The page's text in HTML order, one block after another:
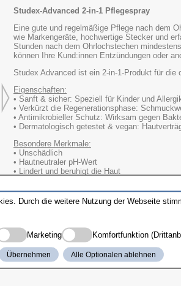
Studex-Advanced 2-in-1 Pflegespray
Eine gute und regelmäßige Pflege nach dem
wie Markengeräte, hochwertige Stecker und
Stunden nach dem Ohrlochstechen
können Ihre Kund:innen Entzündungen oder
Studex Advanced ist ein 2-in-1-Produkt für die
Eigenschaften:
• Sanft & sicher: Speziell für Kinder und
• Verkürzt die Regenerationsphase:
• Antimikrobieller Schutz: Wirksam gegen
• Dermatologisch getestet & vegan:
Besondere Merkmale:
• Unschädlich
• Hautneutraler pH-Wert
• Lindert und beruhigt die Haut
• Antimikrobieller Schutz
• Feuchtigkeitsspendend
Herstellerinformation anzeigen
Durch die weitere Nutzung der Webseite
Marketing Komfortfunktion
Übernehmen Alle Optionalen ablehnen